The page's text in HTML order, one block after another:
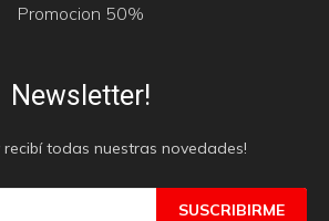
Promocion 50%
Newsletter!
recibí todas nuestras novedades!
SUSCRIBIRME